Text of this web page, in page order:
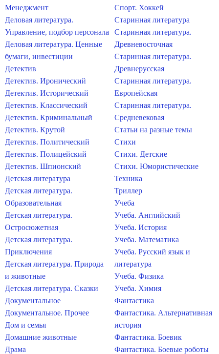
Менеджмент
Деловая литература.
Управление, подбор персонала
Деловая литература. Ценные
бумаги, инвестиции
Детектив
Детектив. Иронический
Детектив. Исторический
Детектив. Классический
Детектив. Криминальный
Детектив. Крутой
Детектив. Политический
Детектив. Полицейский
Детектив. Шпионский
Детская литература
Детская литература.
Образовательная
Детская литература.
Остросюжетная
Детская литература.
Приключения
Детская литература. Природа
и животные
Детская литература. Сказки
Документальное
Документальное. Прочее
Дом и семья
Домашние животные
Драма
Спорт. Хоккей
Старинная литература
Старинная литература.
Древневосточная
Старинная литература.
Древнерусская
Старинная литература.
Европейская
Старинная литература.
Средневековая
Статьи на разные темы
Стихи
Стихи. Детские
Стихи. Юмористические
Техника
Триллер
Учеба
Учеба. Английский
Учеба. История
Учеба. Математика
Учеба. Русский язык и
литература
Учеба. Физика
Учеба. Химия
Фантастика
Фантастика. Альтернативная
история
Фантастика. Боевик
Фантастика. Боевые роботы